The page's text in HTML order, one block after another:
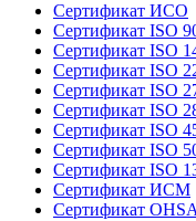
Сертификат ИСО
Сертификат ISO
Сертификат ISO
Сертификат ISO
Сертификат ISO
Сертификат ISO
Сертификат ISO
Сертификат ISO
Сертификат ISO
Сертификат ИСМ
Сертификат